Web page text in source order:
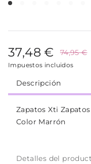
37,48 € 74,95 €
Impuestos incluidos
Descripción
Zapatos Xti
Color Marrón
Detalles del